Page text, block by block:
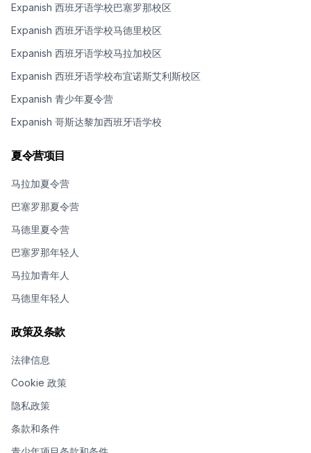
Expanish 西班牙语学校巴塞罗那校区
Expanish 西班牙语学校马德里校区
Expanish 西班牙语学校马拉加校区
Expanish 西班牙语学校布宜诺斯艾利斯校区
Expanish 青少年夏令营
Expanish 哥斯达黎加西班牙语学校
夏令营项目
马拉加夏令营
巴塞罗那夏令营
马德里夏令营
巴塞罗那年轻人
马拉加青年人
马德里年轻人
政策及条款
法律信息
Cookie 政策
隐私政策
条款和条件